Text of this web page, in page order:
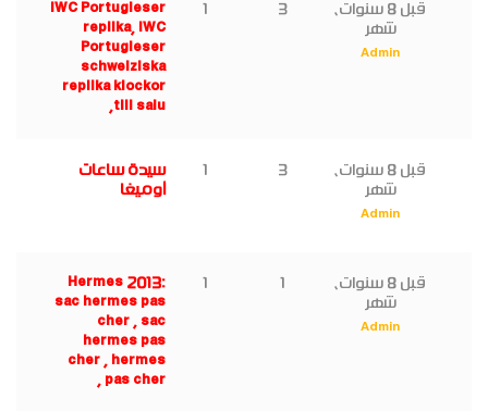
IWC Portugieser
replika, IWC
Portugieser
schweiziska
replika klockor
till salu,
1 3
قبل 8 سنوات،
شهر
Admin
سيدة ساعات
أوميغا
1 3
قبل 8 سنوات،
شهر
Admin
Hermes 2013:
sac hermes pas
cher , sac
hermes pas
cher , hermes
pas cher ,
1 1
قبل 8 سنوات،
شهر
Admin